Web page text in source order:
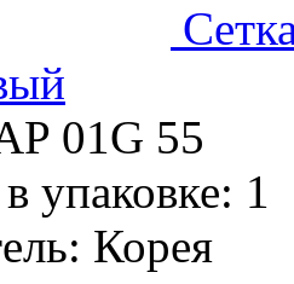
01G 55
упаковке: 1
Корея